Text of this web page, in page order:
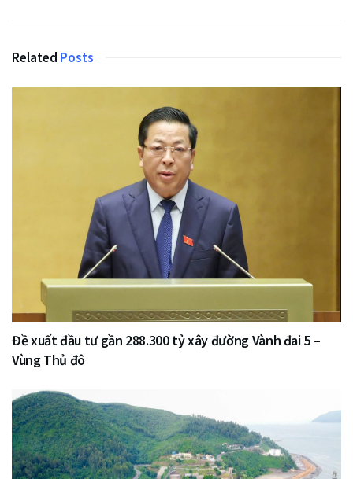
Related Posts
Đề xuất đầu tư gần 288.300 tỷ xây đường Vành đai 5 –
Vùng Thủ đô